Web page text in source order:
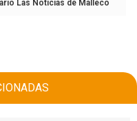
Las Noticias de Malleco